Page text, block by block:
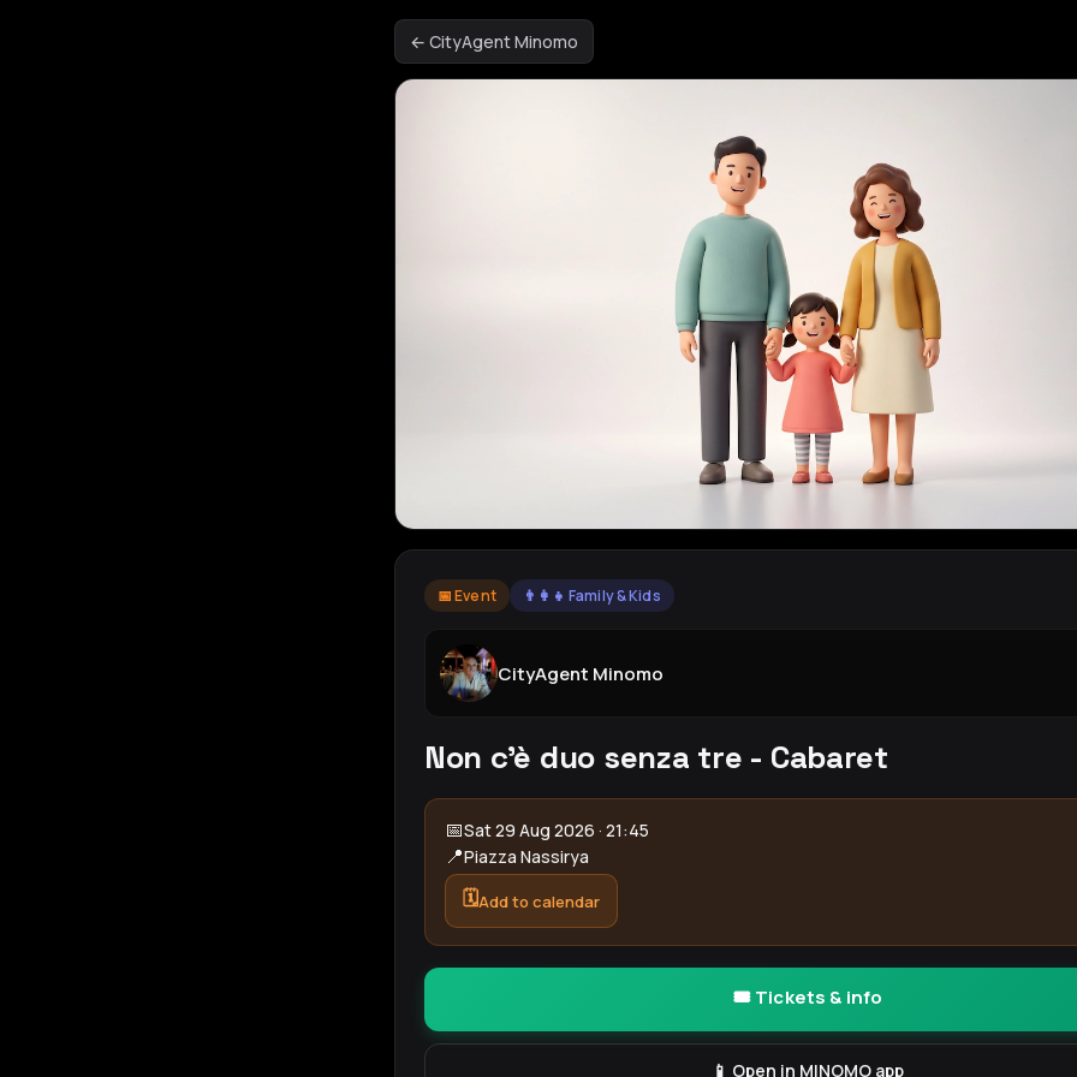
← CityAgent Minomo
📅 Event 👨‍👩‍👧 Family & Kids
CityAgent Minomo
Non c'è duo senza tre - Cabaret
📅Sat 29 Aug 2026 · 21:45
📍Piazza Nassirya
🗓️Add to calendar
🎟️ Tickets & info
📱 Open in MINOMO app